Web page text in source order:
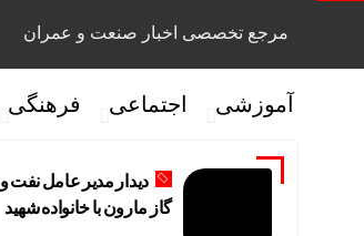
مرجع تخصصی اخبار صنعت و عمران
آموزشی اجتماعی فرهنگی
دیدار مدیر عامل نفت و
گاز مارون با خانواده شهید